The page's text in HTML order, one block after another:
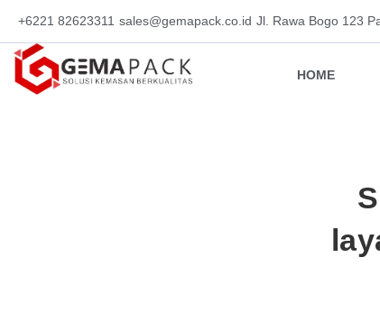
+6221 82623311 sales@gemapack.co.id Jl. Rawa Bogo 123
HOME